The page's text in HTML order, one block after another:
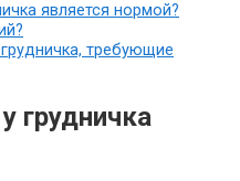
является нормой?
требующие
грудничка